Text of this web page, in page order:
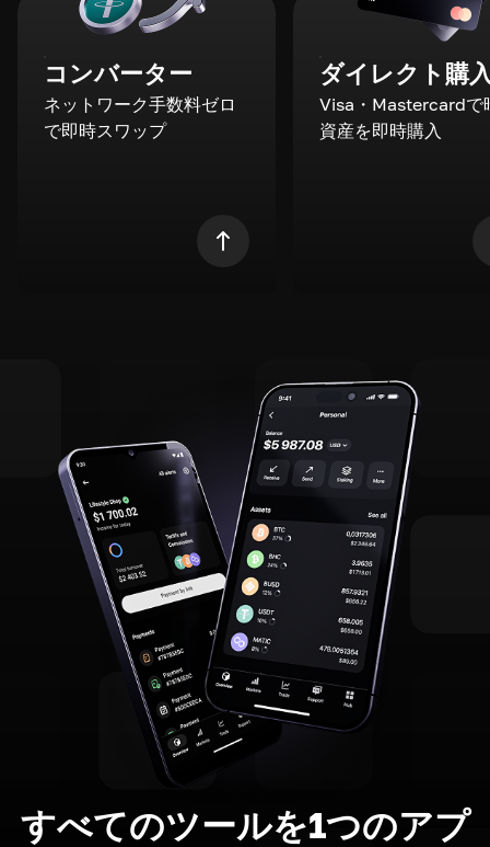
コンバーター
ネットワーク手数料ゼロ
で即時スワップ
ダイレクト購
Visa・Mastercardで
資産を即時購入
すべてのツールを1つのアプ